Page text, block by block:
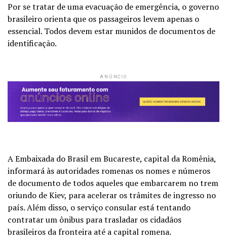
Por se tratar de uma evacuação de emergência, o governo
brasileiro orienta que os passageiros levem apenas o
essencial. Todos devem estar munidos de documentos de
identificação.
ANÚNCIO
A Embaixada do Brasil em Bucareste, capital da Romênia,
informará às autoridades romenas os nomes e números
de documento de todos aqueles que embarcarem no trem
oriundo de Kiev, para acelerar os trâmites de ingresso no
país. Além disso, o serviço consular está tentando
contratar um ônibus para trasladar os cidadãos
brasileiros da fronteira até a capital romena.